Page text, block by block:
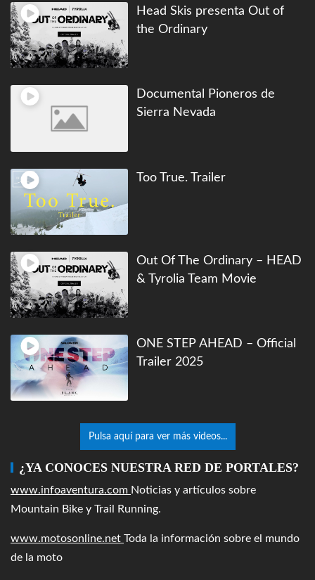
Head Skis presenta Out of
the Ordinary
Documental Pioneros de
Sierra Nevada
Too True. Trailer
Out Of The Ordinary – HEAD
& Tyrolia Team Movie
ONE STEP AHEAD – Official
Trailer 2025
Pulsa aquí para ver más videos...
¿YA CONOCES NUESTRA RED DE PORTALES?
www.infoaventura.com Noticias y artículos sobre
Mountain Bike y Trail Running.
www.motosonline.net Toda la información sobre el mundo
de la moto